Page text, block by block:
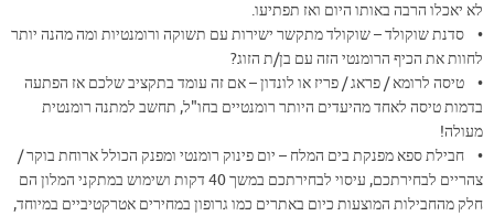
לא יאכלו הרבה באותו היום ואז תפתיעו.
• סדנת שוקולד – שוקולד מתקשר ישירות עם תשוקה ורומנטיות ומה מהנה יותר
לחוות את הכיף הרומנטי הזה עם בן/ת הזוג?
• טיסה לרומא / פראג / פריז או לונדון – אם זה עומד בתקציב שלכם אז הפתעה
בדמות טיסה לאחד מהיעדים היותר רומנטיים בחו"ל, תחשב למתנה רומנטית
מעולה!
• חבילת ספא מפנקת בים המלח – יום פינוק רומנטי ומפנק הכולל ארוחת בוקר /
צהריים לבחירתכם, עיסוי לבחירתכם במשך 40 דקות ושימוש במתקני המלון הם
חלק מהחבילות המוצעות כיום באתרים כמו גרופון במחירים אטרקטיביים במיוחד,